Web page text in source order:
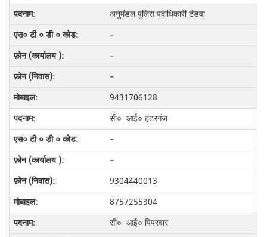
अनुमंडल पुलिस पदाधिकारी टंडवा
–
–
–
9431706128
सी० आई० हंटरगंज
–
–
9304440013
8757255304
सी० आई० पिपरवार